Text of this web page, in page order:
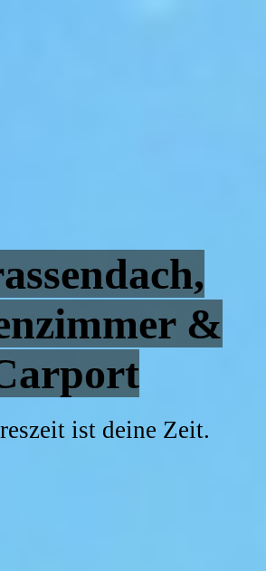
&
ist deine Zeit.